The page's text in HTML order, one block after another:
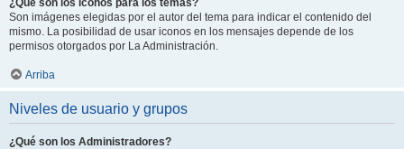
¿Qué son los iconos para los temas?
Son imágenes elegidas por el autor del tema para indicar el contenido del
mismo. La posibilidad de usar iconos en los mensajes depende de los
permisos otorgados por La Administración.
Arriba
Niveles de usuario y grupos
¿Qué son los Administradores?